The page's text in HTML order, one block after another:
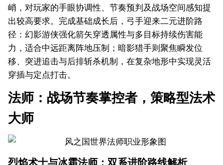
峭，对玩家的手眼协调性、节奏预判及战场空间感知提
出较高要求。完成基础成长后，弓手迎来二元进阶路
径：幻影游侠强化箭矢穿透属性与多目标持续伤害能
力，适合中远距离阵地压制；暗影猎手则聚焦瞬发位
移、突进追击与后排斩杀机制，在复杂地形中实现灵活
穿插与定点打击。
法师：战场节奏掌控者，策略型法术
大师
烈焰术士与冰霜法师：双系进阶路线解析